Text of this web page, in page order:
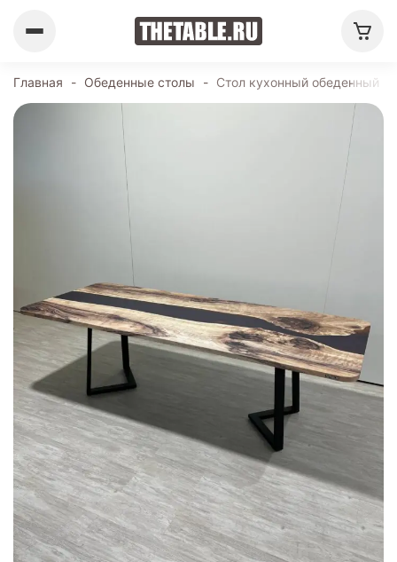
Главная - Обеденные столы - Стол кухонный обеденный